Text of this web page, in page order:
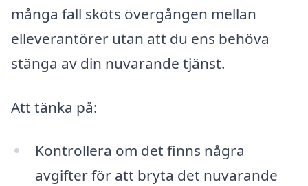
många fall sköts övergången mellan
elleverantörer utan att du ens behöva
stänga av din nuvarande tjänst.
Att tänka på:
Kontrollera om det finns några
avgifter för att bryta det nuvarande